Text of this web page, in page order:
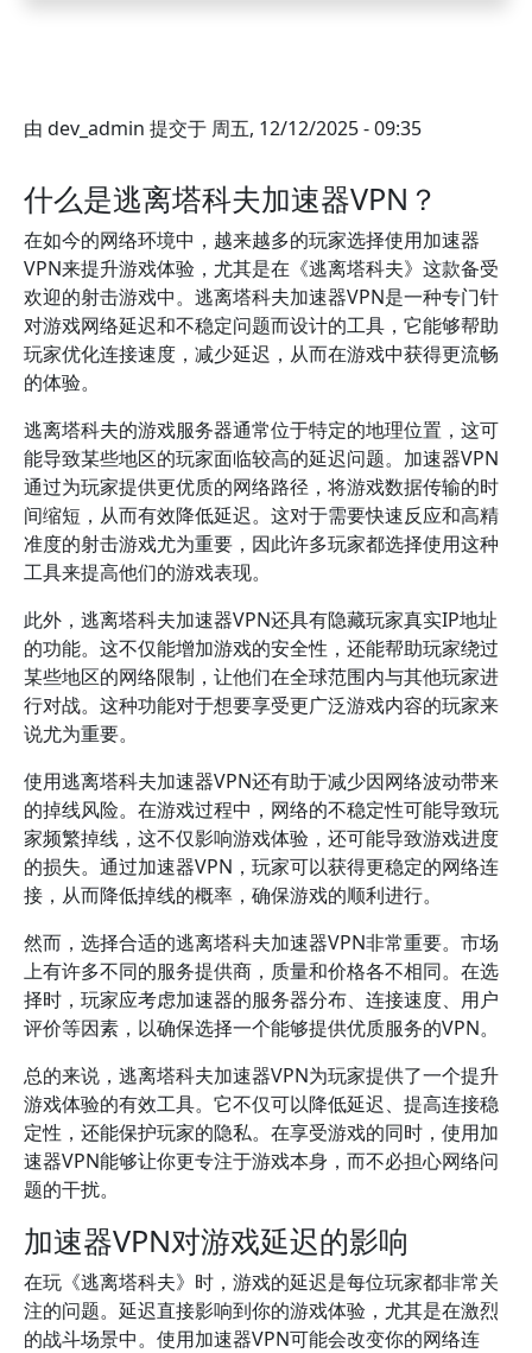
由 dev_admin 提交于 周五, 12/12/2025 - 09:35
什么是逃离塔科夫加速器VPN？
在如今的网络环境中，越来越多的玩家选择使用加速器
VPN来提升游戏体验，尤其是在《逃离塔科夫》这款备受
欢迎的射击游戏中。逃离塔科夫加速器VPN是一种专门针
对游戏网络延迟和不稳定问题而设计的工具，它能够帮助
玩家优化连接速度，减少延迟，从而在游戏中获得更流畅
的体验。
逃离塔科夫的游戏服务器通常位于特定的地理位置，这可
能导致某些地区的玩家面临较高的延迟问题。加速器VPN
通过为玩家提供更优质的网络路径，将游戏数据传输的时
间缩短，从而有效降低延迟。这对于需要快速反应和高精
准度的射击游戏尤为重要，因此许多玩家都选择使用这种
工具来提高他们的游戏表现。
此外，逃离塔科夫加速器VPN还具有隐藏玩家真实IP地址
的功能。这不仅能增加游戏的安全性，还能帮助玩家绕过
某些地区的网络限制，让他们在全球范围内与其他玩家进
行对战。这种功能对于想要享受更广泛游戏内容的玩家来
说尤为重要。
使用逃离塔科夫加速器VPN还有助于减少因网络波动带来
的掉线风险。在游戏过程中，网络的不稳定性可能导致玩
家频繁掉线，这不仅影响游戏体验，还可能导致游戏进度
的损失。通过加速器VPN，玩家可以获得更稳定的网络连
接，从而降低掉线的概率，确保游戏的顺利进行。
然而，选择合适的逃离塔科夫加速器VPN非常重要。市场
上有许多不同的服务提供商，质量和价格各不相同。在选
择时，玩家应考虑加速器的服务器分布、连接速度、用户
评价等因素，以确保选择一个能够提供优质服务的VPN。
总的来说，逃离塔科夫加速器VPN为玩家提供了一个提升
游戏体验的有效工具。它不仅可以降低延迟、提高连接稳
定性，还能保护玩家的隐私。在享受游戏的同时，使用加
速器VPN能够让你更专注于游戏本身，而不必担心网络问
题的干扰。
加速器VPN对游戏延迟的影响
在玩《逃离塔科夫》时，游戏的延迟是每位玩家都非常关
注的问题。延迟直接影响到你的游戏体验，尤其是在激烈
的战斗场景中。使用加速器VPN可能会改变你的网络连